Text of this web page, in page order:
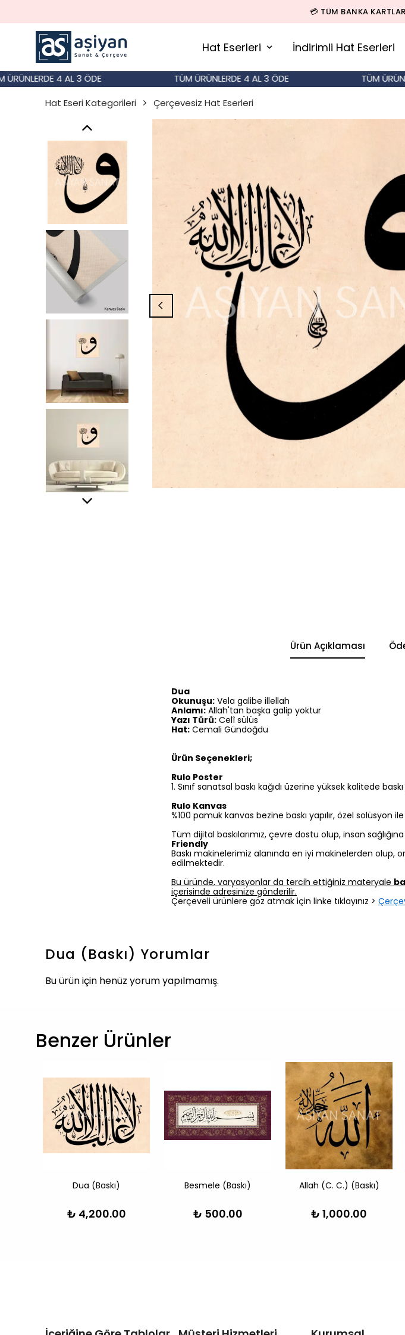
🚚 500 TL ÜZERİ
Hat Eserleri İndirimli Hat Eserleri
4 AL 3 ÖDE TÜM ÜRÜNLERDE 4 AL 3 ÖDE TÜM
Hat Eseri Kategorileri
Çerçevesiz Hat Eserleri
Ürün Açıklaması
Dua
Okunuşu: Vela galibe illellah
Anlamı: Allah'tan başka galip yoktur
Yazı Türü: Celî sülüs
Hat: Cemali Gündoğdu
Ürün Seçenekleri;
Rulo Poster
1.⁠ ⁠Sınıf sanatsal baskı kağıdı üzerine yüksek kalitede baskı
Rulo Kanvas
%100 pamuk kanvas bezine baskı yapılır, özel solüsyon
Tüm dijital baskılarımız, çevre dostu olup, insan
Friendly
Baskı makinelerimiz alanında en iyi makinelerden olup,
edilmektedir.
Bu üründe, varyasyonlar da tercih ettiğiniz materyale
içerisinde adresinize gönderilir.
Çerçeveli ürünlere göz atmak için linke tıklayınız >
Dua (Baskı) Yorumlar
Bu ürün için henüz yorum yapılmamış.
Benzer Ürünler
Dua (Baskı)
₺ 4,200.00
Besmele (Baskı)
₺ 500.00
Allah (C. C.) (Baskı)
₺ 1,000.00